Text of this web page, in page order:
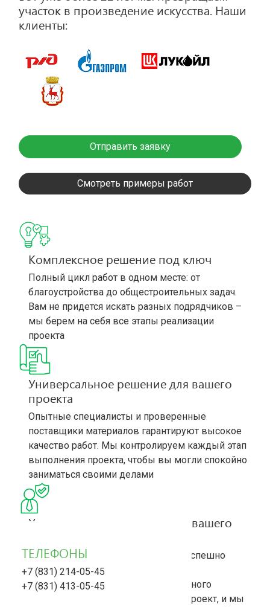
участок в произведение искусства. Наши
клиенты:
Отправить заявку
Смотреть примеры работ
Комплексное решение под ключ
Полный цикл работ в одном месте: от
благоустройства до общестроительных задач.
Вам не придется искать разных подрядчиков –
мы берем на себя все этапы реализации
проекта
Универсальное решение для вашего
проекта
Опытные специалисты и проверенные
поставщики материалов гарантируют высокое
качество работ. Мы контролируем каждый этап
выполнения проекта, чтобы вы могли спокойно
заниматься своими делами
Универсальное решение для вашего
Многолетний опыт позволяет нам успешно
реализовывать любые задачи – от
ландшафтного дизайна до капитального
строительства. Доверьте нам ваш проект, и мы
ТЕЛЕФОНЫ
+7 (831) 214-05-45
+7 (831) 413-05-45